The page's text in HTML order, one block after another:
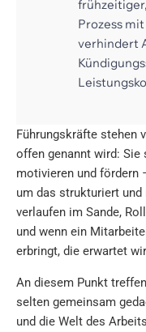
Prozess
verhindert
Führungskräfte stehen
offen genannt wird:
motivieren und fördern
um das strukturiert
verlaufen im Sande,
und wenn ein
erbringt, die erwartet
An diesem Punkt
selten gemeinsam
und die Welt des